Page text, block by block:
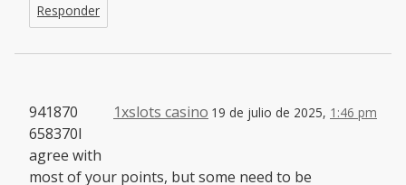
Responder
1xslots casino 19 de julio de 2025, 1:46 pm
941870
658370I
agree with
most of your points, but some need to be